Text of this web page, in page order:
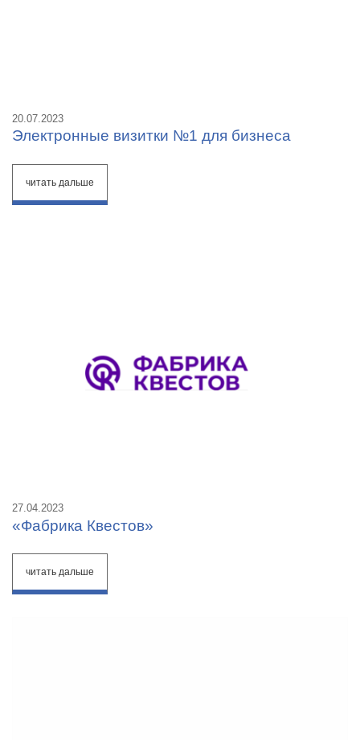
20.07.2023
Электронные визитки №1 для бизнеса
читать дальше
27.04.2023
«Фабрика Квестов»
читать дальше